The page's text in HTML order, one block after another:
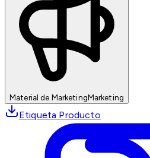
Material de MarketingMarketing
Etiqueta Producto